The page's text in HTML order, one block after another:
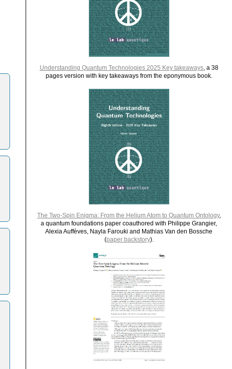
Understanding Quantum Technologies 2025 Key takeaways, a 38
pages version with key takeaways from the eponymous book.
The Two-Spin Enigma: From the Helium Atom to Quantum Ontology,
a quantum foundations paper coauthored with Philippe Grangier,
Alexia Auffèves, Nayla Farouki and Mathias Van den Bossche
(paper backstory).